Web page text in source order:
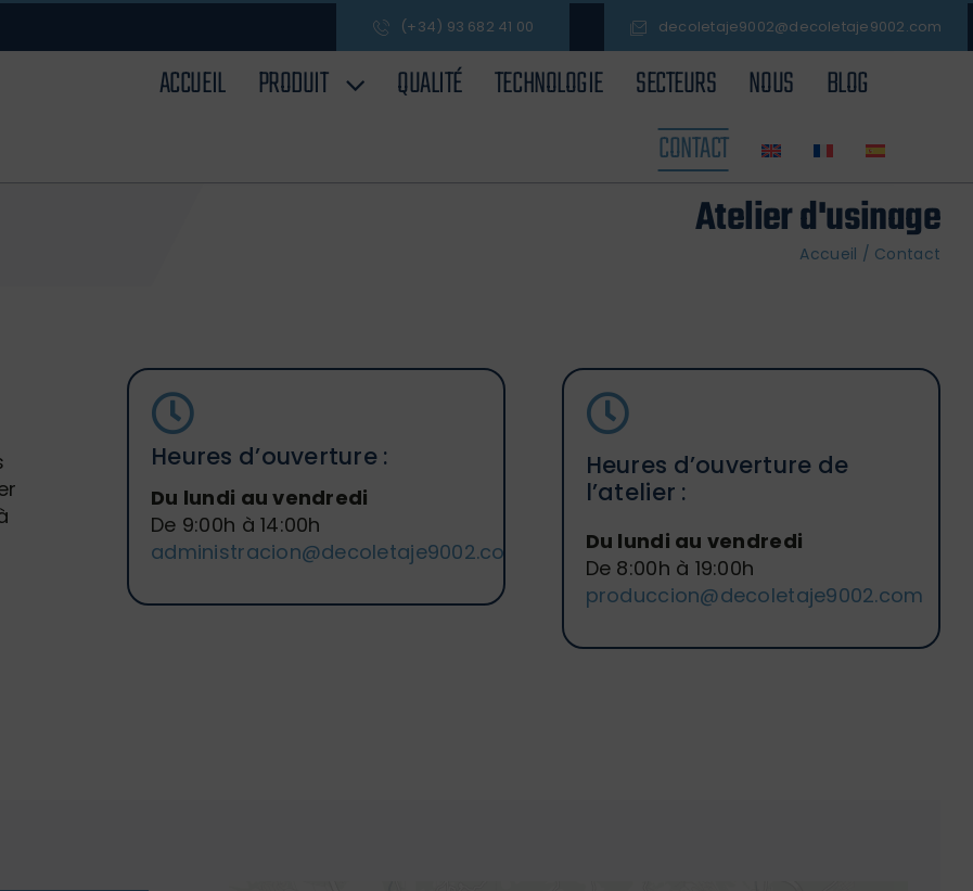
(+34) 93 682 41 00 decoletaje9002@decoletaje9002.com
ACCUEIL PRODUIT QUALITÉ TECHNOLOGIE SECTEURS NOUS
BLOG
CONTACT
Atelier d'usinage
Accueil / Contact
Heures d’ouverture :
Du lundi au vendredi
De 9:00h à 14:00h
administracion@decoletaje9002.com
Heures d’ouverture de
l’atelier :
Du lundi au vendredi
De 8:00h à 19:00h
produccion@decoletaje9002.com